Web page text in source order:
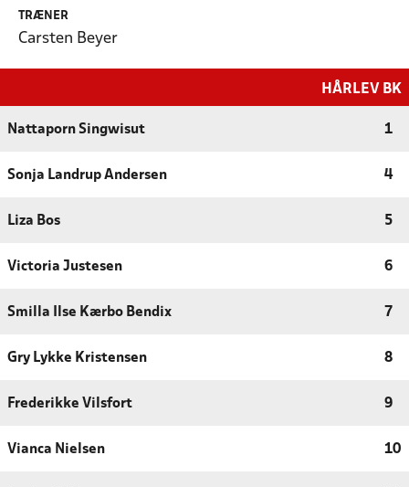
TRÆNER
Carsten Beyer
HÅRLEV BK
Nattaporn Singwisut 1
Sonja Landrup Andersen 4
Liza Bos 5
Victoria Justesen 6
Smilla Ilse Kærbo Bendix 7
Gry Lykke Kristensen 8
Frederikke Vilsfort 9
Vianca Nielsen 10